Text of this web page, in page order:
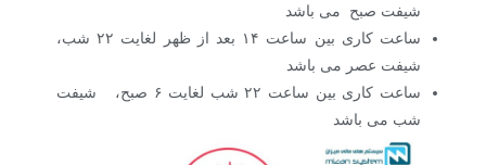
شیفت صبح می باشد
ساعت کاری بین ساعت ۱۴ بعد از ظهر لغایت ۲۲ شب،
شیفت عصر می باشد
ساعت کاری بین ساعت ۲۲ شب لغایت ۶ صبح، شیفت
شب می باشد